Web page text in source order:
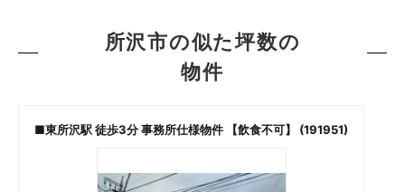
所沢市の似た坪数の
物件
■東所沢駅 徒歩3分 事務所仕様物件 【飲食不可】 (191951)